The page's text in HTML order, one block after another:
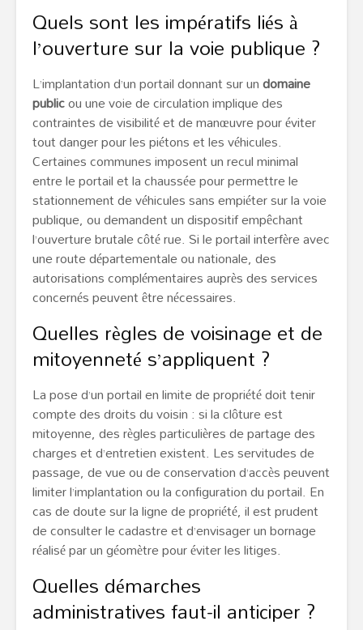
Quels sont les impératifs liés à
l’ouverture sur la voie publique ?
L’implantation d’un portail donnant sur undomaine
publicou une voie de circulation implique des
contraintes de visibilité et de manœuvre pour éviter
tout danger pour les piétons et les véhicules.
Certaines communes imposent un recul minimal
entre le portail et la chaussée pour permettre le
stationnement de véhicules sans empiéter sur la voie
publique, ou demandent un dispositif empêchant
l’ouverture brutale côté rue. Si le portail interfère avec
une route départementale ou nationale, des
autorisations complémentaires auprès des services
concernés peuvent être nécessaires.
Quelles règles de voisinage et de
mitoyenneté s’appliquent ?
La pose d’un portail en limite de propriété doit tenir
compte des droits du voisin : si la clôture est
mitoyenne, des règles particulières de partage des
charges et d’entretien existent. Les servitudes de
passage, de vue ou de conservation d’accès peuvent
limiter l’implantation ou la configuration du portail. En
cas de doute sur la ligne de propriété, il est prudent
de consulter le cadastre et d’envisager un bornage
réalisé par un géomètre pour éviter les litiges.
Quelles démarches
administratives faut-il anticiper ?